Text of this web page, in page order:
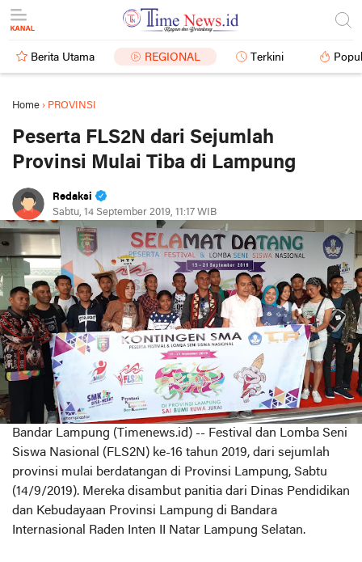
Berita Utama REGIONAL Terkini
Home › PROVINSI
Peserta FLS2N dari Sejumlah
Provinsi Mulai Tiba di Lampung
Redaksi
Sabtu, 14 September 2019, 11:17 WIB
Bandar Lampung (Timenews.id) -- Festival dan Lomba Seni
Siswa Nasional (FLS2N) ke-16 tahun 2019, dari sejumlah
provinsi mulai berdatangan di Provinsi Lampung, Sabtu
(14/9/2019). Mereka disambut panitia dari Dinas Pendidikan
dan Kebudayaan Provinsi Lampung di Bandara
Internasional Raden Inten II Natar Lampung Selatan.